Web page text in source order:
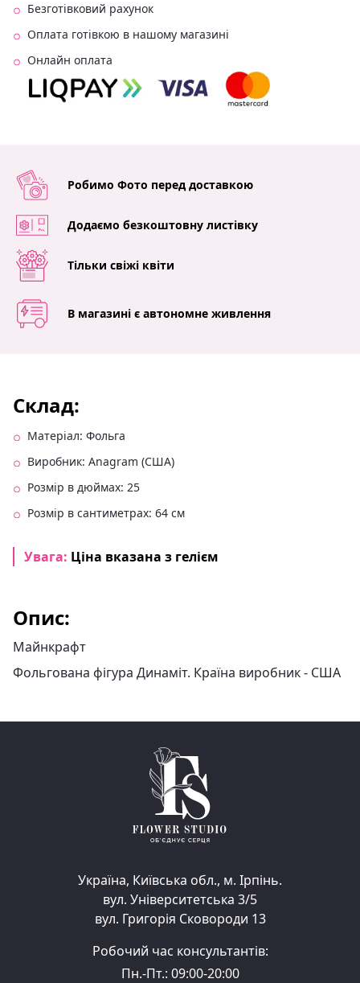
Безготівковий рахунок
Оплата готівкою в нашому магазині
Онлайн оплата
Робимо Фото перед доставкою
Додаємо безкоштовну листівку
Тільки свіжі квіти
В магазині є автономне живлення
Склад:
Матеріал: Фольга
Виробник: Anagram (США)
Розмір в дюймах: 25
Розмір в сантиметрах: 64 см
Увага: Ціна вказана з гелієм
Опис:
Майнкрафт
Фольгована фігура Динаміт. Країна виробник - США
Україна, Київська обл., м. Ірпінь.
вул. Університетська 3/5
вул. Григорія Сковороди 13
Робочий час консультантів:
Пн.-Пт.: 09:00-20:00